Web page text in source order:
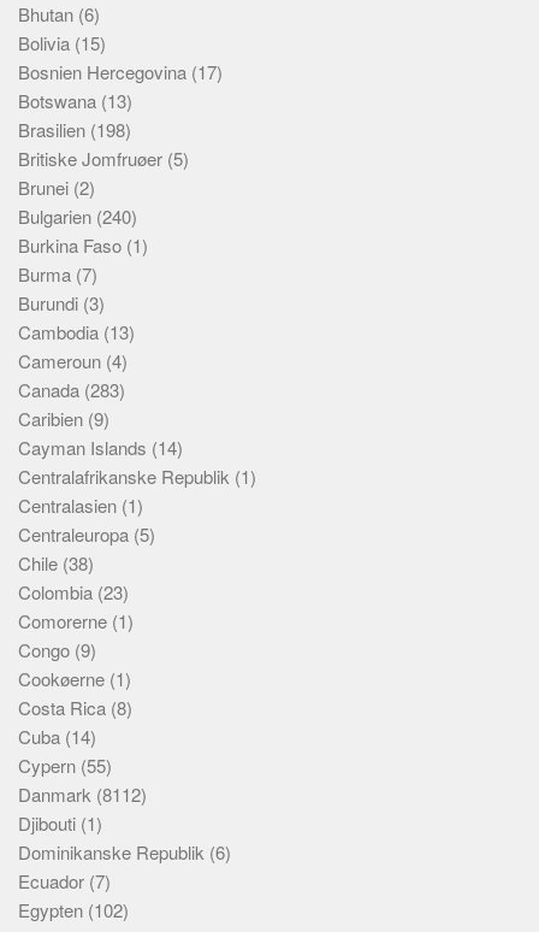
Om
Webstedet
Forhistorien
Redigering
Tekstannoncer
Bannere
Hjælp
Bhutan (6)
Bolivia (15)
Bosnien Hercegovina (17)
Botswana (13)
Brasilien (198)
Britiske Jomfruøer (5)
Brunei (2)
Bulgarien (240)
Burkina Faso (1)
Burma (7)
Burundi (3)
Cambodia (13)
Cameroun (4)
Canada (283)
Caribien (9)
Cayman Islands (14)
Centralafrikanske Republik (1)
Centralasien (1)
Centraleuropa (5)
Chile (38)
Colombia (23)
Comorerne (1)
Congo (9)
Cookøerne (1)
Costa Rica (8)
Cuba (14)
Cypern (55)
Danmark (8112)
Djibouti (1)
Dominikanske Republik (6)
Ecuador (7)
Egypten (102)